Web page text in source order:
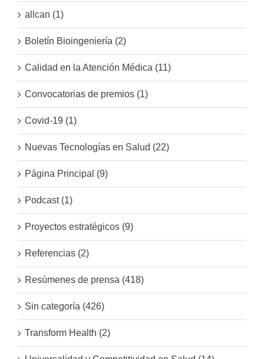
allcan (1)
Boletín Bioingeniería (2)
Calidad en la Atención Médica (11)
Convocatorias de premios (1)
Covid-19 (1)
Nuevas Tecnologías en Salud (22)
Página Principal (9)
Podcast (1)
Proyectos estratégicos (9)
Referencias (2)
Resúmenes de prensa (418)
Sin categoría (426)
Transform Health (2)